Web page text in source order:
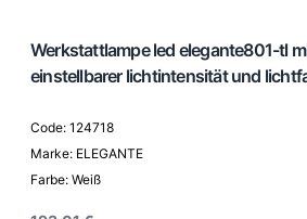
Werkstattlampe led elegante801-tl
einstellbarer lichtintensität und
Code: 124718
Marke: ELEGANTE
Farbe: Weiß